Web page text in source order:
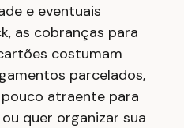
e eventuais
as cobranças para
costumam
parcelados,
atraente para
quer organizar sua